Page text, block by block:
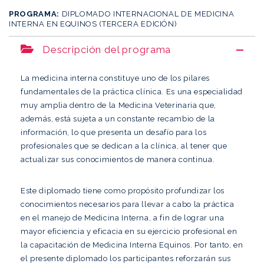
PROGRAMA: DIPLOMADO INTERNACIONAL DE MEDICINA
INTERNA EN EQUINOS (TERCERA EDICIÓN)
Descripción del programa
La medicina interna constituye uno de los pilares
fundamentales de la práctica clínica. Es una especialidad
muy amplia dentro de la Medicina Veterinaria que,
además, está sujeta a un constante recambio de la
información, lo que presenta un desafío para los
profesionales que se dedican a la clínica, al tener que
actualizar sus conocimientos de manera continua.
Este diplomado tiene como propósito profundizar los
conocimientos necesarios para llevar a cabo la práctica
en el manejo de Medicina Interna, a fin de lograr una
mayor eficiencia y eficacia en su ejercicio profesional en
la capacitación de Medicina Interna Equinos. Por tanto, en
el presente diplomado los participantes reforzarán sus